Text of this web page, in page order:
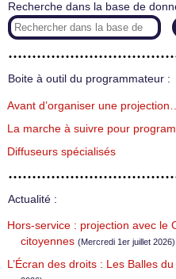
Recherche dans la base de
Boite à outil du programmateur :
Avant d’organiser une projection…
La marche à suivre pour
Diffuseurs spécialisés
Actualité :
Hors-service : projection avec le
citoyennes (Mercredi 1er juillet 2026)
L’Écran des droits : Les Balles